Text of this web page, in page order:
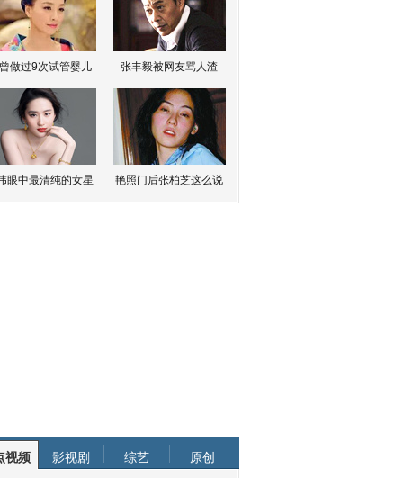
做过9次试管婴儿 张丰毅被网友骂人渣
眼中最清纯的女星 艳照门后张柏芝这么说
视频 影视剧 综艺 原创